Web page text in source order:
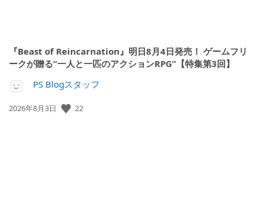
『Beast of Reincarnation』明日8月4日発売！ ゲームフリ
ークが贈る“一人と一匹のアクションRPG”【特集第3回】
PS Blogスタッフ
公
2026年8月3日 22